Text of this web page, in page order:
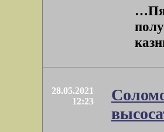
28.05.2021
12:23